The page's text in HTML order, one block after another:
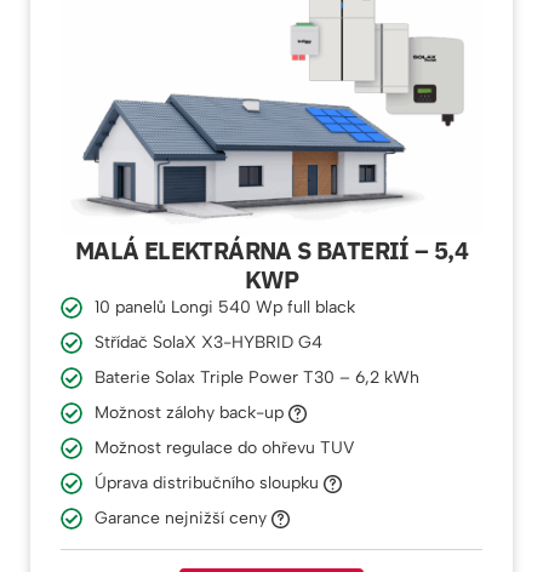
MALÁ ELEKTRÁRNA S BATERIÍ – 5,4
KWP
10 panelů Longi 540 Wp full black
Střídač SolaX X3-HYBRID G4
Baterie Solax Triple Power T30 – 6,2 kWh
Možnost zálohy back-up
Možnost regulace do ohřevu TUV
Úprava distribučního sloupku
Garance nejnižší ceny